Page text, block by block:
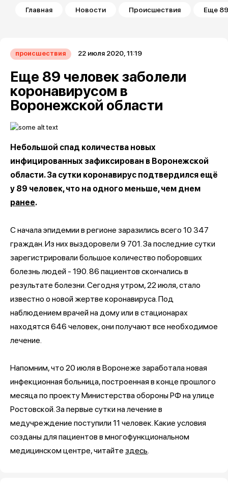
Строка навигации
Главная Новости Происшествия Еще
происшествия 22 июля 2020, 11:19
Еще 89 человек заболели
коронавирусом в
Воронежской области
Небольшой спад количества новых
инфицированных зафиксирован в Воронежской
области. За сутки коронавирус подтвердился ещё
у 89 человек, что на одного меньше, чем днем
ранее.
С начала эпидемии в регионе заразились всего 10 347
граждан. Из них выздоровели 9 701. За последние сутки
зарегистрировали большое количество поборовших
болезнь людей - 190. 86 пациентов скончались в
результате болезни. Сегодня утром, 22 июля, стало
известно о новой жертве коронавируса. Под
наблюдением врачей на дому или в стационарах
находятся 646 человек, они получают все необходимое
лечение.
Напомним, что 20 июля в Воронеже заработала новая
инфекционная больница, построенная в конце прошлого
месяца по проекту Министерства обороны РФ на улице
Ростовской. За первые сутки на лечение в
медучреждение поступили 11 человек. Какие условия
созданы для пациентов в многофункциональном
медицинском центре, читайте здесь